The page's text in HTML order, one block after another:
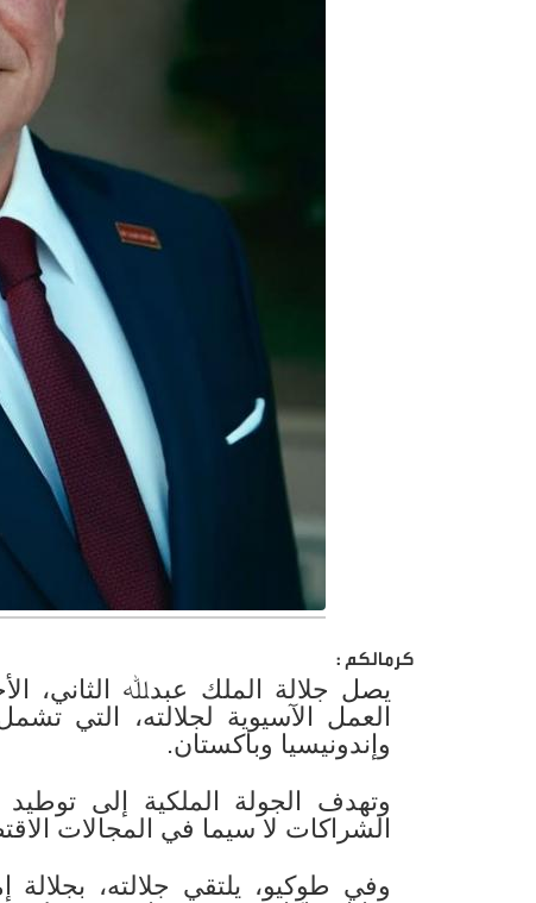
كرمالكم :
يصل جلالة الملك عبدﷲ الثاني،
العمل الآسيوية لجلالته، التي
وإندونيسيا وباكستان.
وتهدف الجولة الملكية إلى توطيد
الشراكات لا سيما في المجالات
وفي طوكيو، يلتقي جلالته، بجلالة